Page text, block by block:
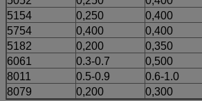
5154
0,250 0,400
5754
0,400 0,400
5182
0,200 0,350
6061
0.3-0.7 0,500
8011
0.5-0.9 0.6-1.0
8079
0,200 0,300